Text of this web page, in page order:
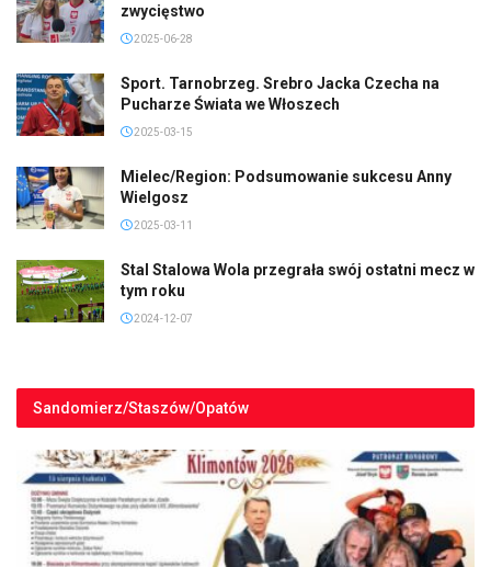
zwycięstwo
2025-06-28
Sport. Tarnobrzeg. Srebro Jacka Czecha na
Pucharze Świata we Włoszech
2025-03-15
Mielec/Region: Podsumowanie sukcesu Anny
Wielgosz
2025-03-11
Stal Stalowa Wola przegrała swój ostatni mecz w
tym roku
2024-12-07
Sandomierz/Staszów/Opatów